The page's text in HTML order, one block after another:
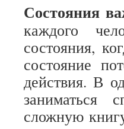
Состояния
каждого
состояния,
состояние
действия. В
заниматься
сложную